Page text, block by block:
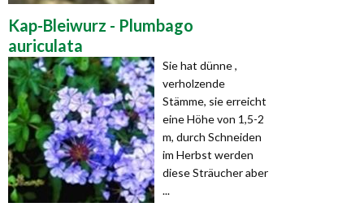
Kap-Bleiwurz - Plumbago
auriculata
Sie hat dünne ,
verholzende
Stämme, sie erreicht
eine Höhe von 1,5-2
m, durch Schneiden
im Herbst werden
diese Sträucher aber
...